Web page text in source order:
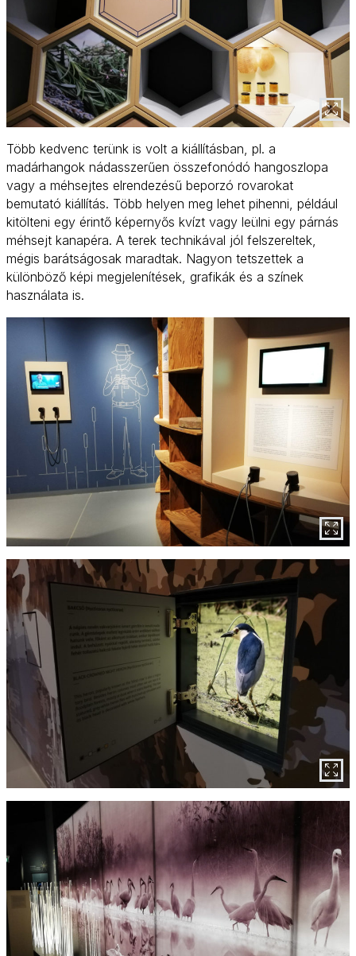
Több kedvenc terünk is volt a kiállításban, pl. a
madárhangok nádasszerűen összefonódó hangoszlopa
vagy a méhsejtes elrendezésű beporzó rovarokat
bemutató kiállítás. Több helyen meg lehet pihenni, például
kitölteni egy érintő képernyős kvízt vagy leülni egy párnás
méhsejt kanapéra. A terek technikával jól felszereltek,
mégis barátságosak maradtak. Nagyon tetszettek a
különböző képi megjelenítések, grafikák és a színek
használata is.